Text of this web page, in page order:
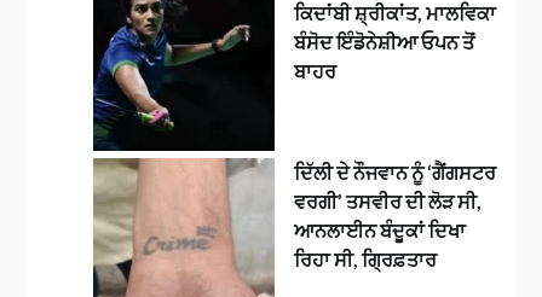
ਕਿਦਾਂਬੀ ਸ਼੍ਰੀਕਾਂਤ, ਮਾਲਵਿਕਾ
ਬੰਸੋਦ ਇੰਡੋਨੇਸ਼ੀਆ ਓਪਨ ਤੋਂ
ਬਾਹਰ
ਦਿੱਲੀ ਦੇ ਨੌਜਵਾਨ ਨੂੰ ‘ਗੈਂਗਸਟਰ
ਵਰਗੀ’ ਤਸਵੀਰ ਦੀ ਲੋੜ ਸੀ,
ਆਨਲਾਈਨ ਬੰਦੂਕਾਂ ਦਿਖਾ
ਰਿਹਾ ਸੀ, ਗ੍ਰਿਫ਼ਤਾਰ